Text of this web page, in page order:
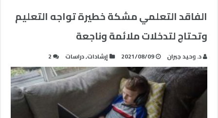
الفاقد التعلمي مشكة خطيرة تواجه التعليم
وتحتاج لتدخلات ملائمة وناجعة
د. وحيد جبران 2021/08/09 إرشادات,دراسات 2